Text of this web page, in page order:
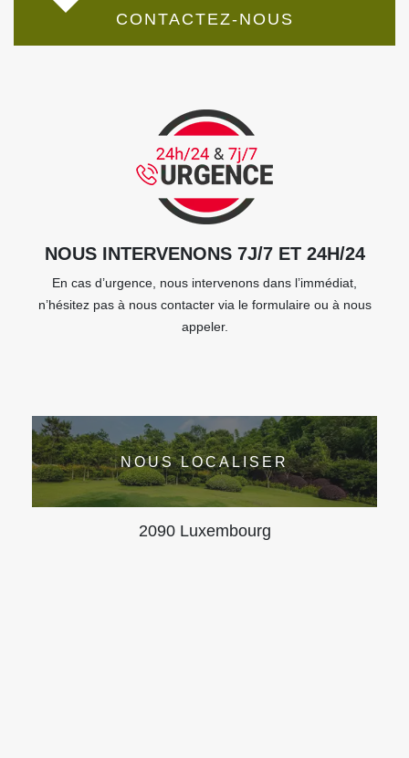
CONTACTEZ-NOUS
NOUS INTERVENONS 7J/7 ET 24H/24
En cas d’urgence, nous intervenons dans l’immédiat,
n’hésitez pas à nous contacter via le formulaire ou à nous
appeler.
NOUS LOCALISER
2090 Luxembourg